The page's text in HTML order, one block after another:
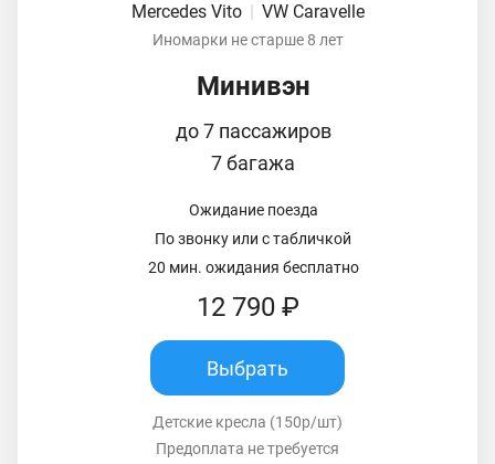
Mercedes Vito VW Caravelle
Иномарки не старше 8 лет
Минивэн
до 7 пассажиров
7 багажа
Ожидание поезда
По звонку или с табличкой
20 мин. ожидания бесплатно
12 790 ₽
Выбрать
Детские кресла (150р/шт)
Предоплата не требуется